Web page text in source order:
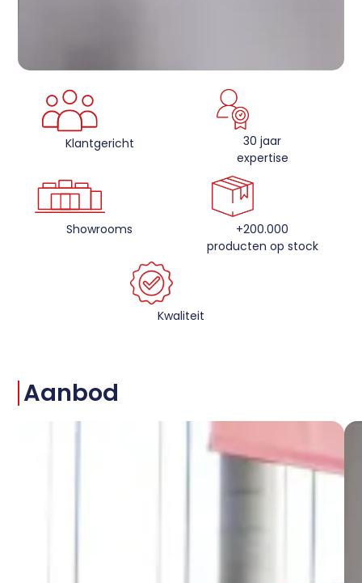
Klantgericht
30 jaar
expertise
Showrooms
+200.000
producten op stock
Kwaliteit
Aanbod